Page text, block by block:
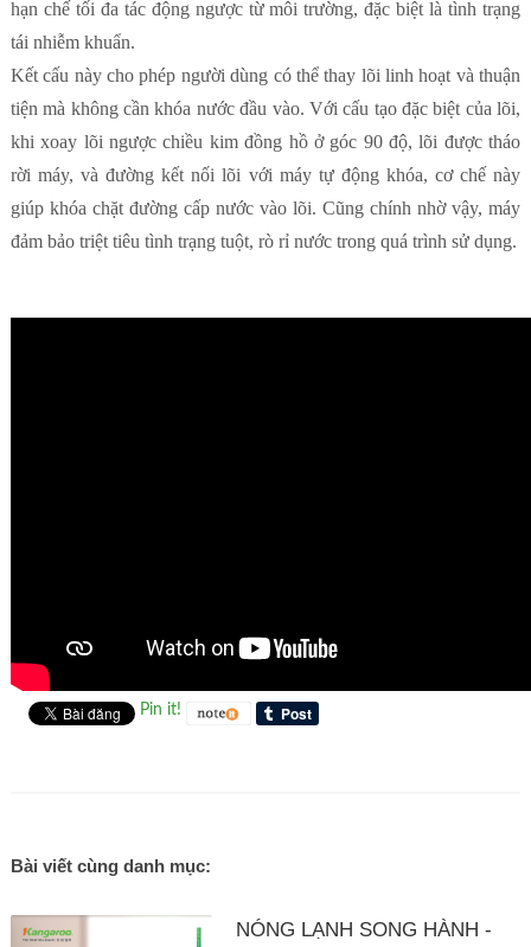
hạn chế tối đa tác động ngược từ môi trường, đặc biệt là tình trạng
tái nhiễm khuẩn.
Kết cấu này cho phép người dùng có thể thay lõi linh hoạt và thuận
tiện mà không cần khóa nước đầu vào. Với cấu tạo đặc biệt của lõi,
khi xoay lõi ngược chiều kim đồng hồ ở góc 90 độ, lõi được tháo
rời máy, và đường kết nối lõi với máy tự động khóa, cơ chế này
giúp khóa chặt đường cấp nước vào lõi. Cũng chính nhờ vậy, máy
đảm bảo triệt tiêu tình trạng tuột, rò rỉ nước trong quá trình sử dụng.
Pin it!
Bài viết cùng danh mục:
NÓNG LẠNH SONG HÀNH -